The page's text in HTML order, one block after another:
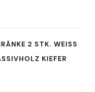
2 STK. WEISS 6
KIEFER